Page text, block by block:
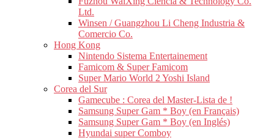
Ltd.
Winsen / Guangzhou Li Cheng Industria &
Comercio Co.
Hong Kong
Nintendo Sistema Entertainement
Famicom & Super Famicom
Super Mario World 2 Yoshi Island
Corea del Sur
Gamecube : Corea del Master-Lista de !
Samsung Super Gam * Boy (en Français)
Samsung Super Gam * Boy (en Inglés)
Hyundai super Comboy